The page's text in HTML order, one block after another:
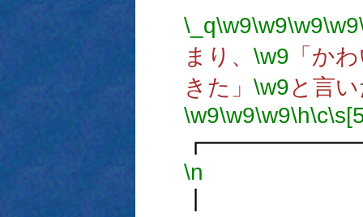
\_q\w9\w9\w9\w9
まり、 \w9 「か
きた」 \w9と言
\w9\w9\w9\h\c
\n